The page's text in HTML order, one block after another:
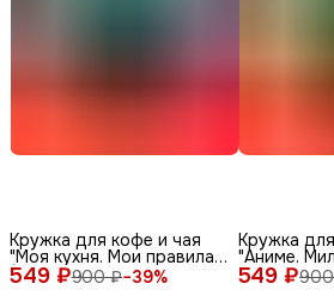
549 ₽900 ₽−39%
Кружка для кофе и чая
"Моя кухня. Мои правила"
(100% керамическая, 330
мл) с красивым принтом
549 ₽
Кружка
"Аниме.
шапке